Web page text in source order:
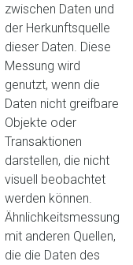
zwischen Daten und
der Herkunftsquelle
dieser Daten. Diese
Messung wird
genutzt, wenn die
Daten nicht greifbare
Objekte oder
Transaktionen
darstellen, die nicht
visuell beobachtet
werden können.
Ähnlichkeitsmessung
mit anderen Quellen,
die die Daten des